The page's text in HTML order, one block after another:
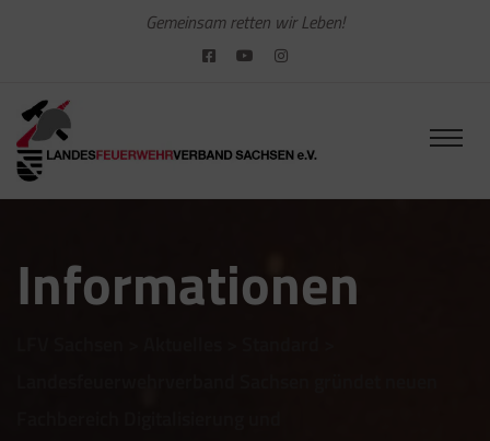
Gemeinsam retten wir Leben!
Informationen